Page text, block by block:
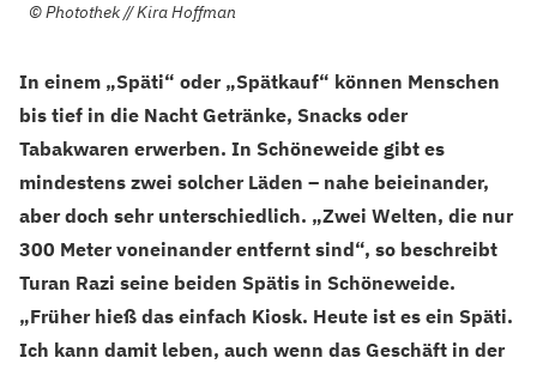
©Photothek // Kira Hoffman
In einem „Späti“ oder „Spätkauf“ können Menschen
bis tief in die Nacht Getränke, Snacks oder
Tabakwaren erwerben. In Schöneweide gibt es
mindestens zwei solcher Läden – nahe beieinander,
aber doch sehr unterschiedlich. „Zwei Welten, die nur
300 Meter voneinander entfernt sind“, so beschreibt
Turan Razi seine beiden Spätis in Schöneweide.
„Früher hieß das einfach Kiosk. Heute ist es ein Späti.
Ich kann damit leben, auch wenn das Geschäft in der